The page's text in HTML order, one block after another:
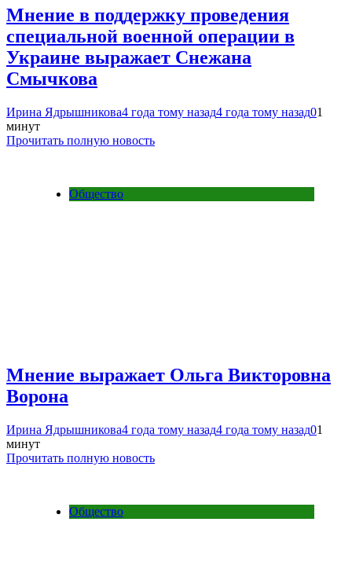
Мнение в поддержку проведения
специальной военной операции в
Украине выражает Снежана
Смычкова
Ирина Ядрышникова4 года тому назад4 года тому назад01
минут
Прочитать полную новость
Общество
Мнение выражает Ольга Викторовна
Ворона
Ирина Ядрышникова4 года тому назад4 года тому назад01
минут
Прочитать полную новость
Общество